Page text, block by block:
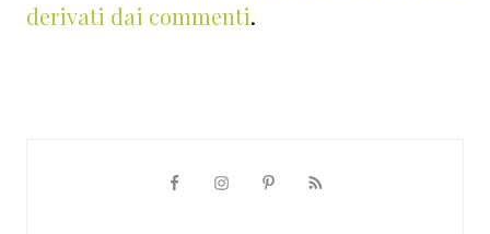
derivati dai commenti.